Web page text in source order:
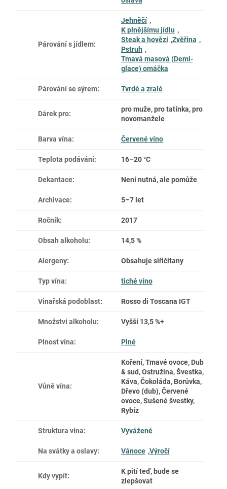
Párování s jídlem:
Jehněčí ,
K plnějšímu jídlu ,
Steak a hovězí ,Zvěřina ,
Pstruh ,
Tmavá masová (Demi-
glace) omáčka
Párování se sýrem: Tvrdé a zralé
Dárek pro:
pro muže, pro tatínka, pro
novomanžele
Barva vína: Červené víno
Teplota podávání: 16–20 °C
Dekantace: Není nutná, ale pomůže
Archivace: 5–7 let
Ročník: 2017
Obsah alkoholu: 14,5 %
Alergeny: Obsahuje siřičitany
Typ vína: tiché víno
Vinařská podoblast: Rosso di Toscana IGT
Množství alkoholu: Vyšší 13,5 %+
Plnost vína: Plné
Vůně vína:
Koření, Tmavé ovoce, Dub
& sud, Ostružina, Švestka,
Káva, Čokoláda, Borůvka,
Dřevo (dub), Červené
ovoce, Sušené švestky,
Rybíz
Struktura vína: Vyvážené
Na svátky a oslavy: Vánoce ,Výročí
Kdy vypít:
K pití teď, bude se
zlepšovat